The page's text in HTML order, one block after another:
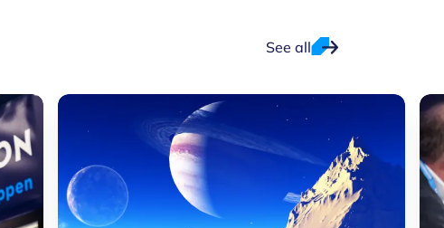
See all